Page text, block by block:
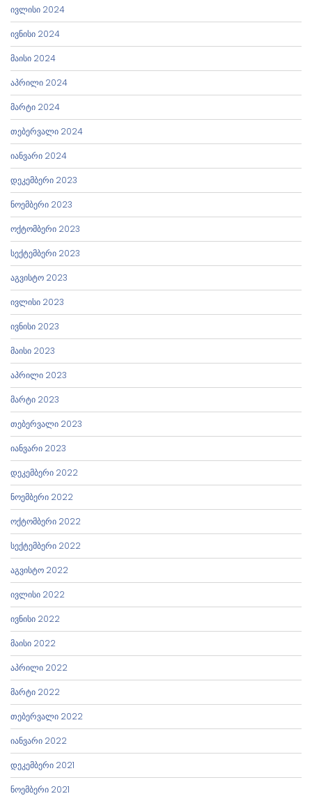
ივლისი 2024
ივნისი 2024
მაისი 2024
აპრილი 2024
მარტი 2024
თებერვალი 2024
იანვარი 2024
დეკემბერი 2023
ნოემბერი 2023
ოქტომბერი 2023
სექტემბერი 2023
აგვისტო 2023
ივლისი 2023
ივნისი 2023
მაისი 2023
აპრილი 2023
მარტი 2023
თებერვალი 2023
იანვარი 2023
დეკემბერი 2022
ნოემბერი 2022
ოქტომბერი 2022
სექტემბერი 2022
აგვისტო 2022
ივლისი 2022
ივნისი 2022
მაისი 2022
აპრილი 2022
მარტი 2022
თებერვალი 2022
იანვარი 2022
დეკემბერი 2021
ნოემბერი 2021